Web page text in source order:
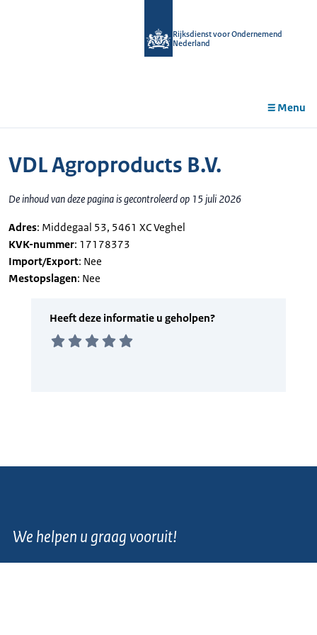
Rijksdienst voor Ondernemend
Nederland
Menu
VDL Agroproducts B.V.
De inhoud van deze pagina is gecontroleerd op 15 juli 2026
Adres: Middegaal 53, 5461 XC Veghel
KVK-nummer: 17178373
Import/Export: Nee
Mestopslagen: Nee
We helpen u graag vooruit!